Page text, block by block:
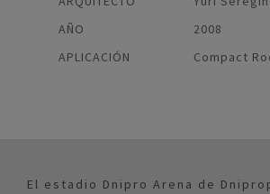
AÑO
2008
APLICACIÓN
Compact
El estadio Dnipro Arena de